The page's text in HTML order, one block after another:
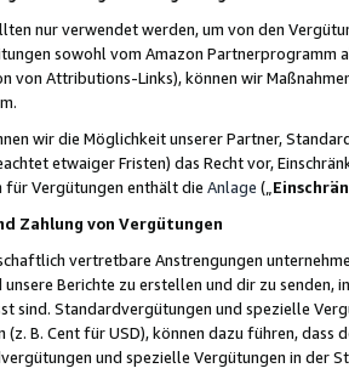
nur verwendet werden, um von den
sowohl vom Amazon Partnerprogramm
von Attributions-Links), können wir
wir die Möglichkeit unserer Partner,
etwaiger Fristen) das Recht vor,
für Vergütungen enthält die Anlage („
Zahlung von Vergütungen
vertretbare Anstrengungen
Berichte zu erstellen und dir zu
sind. Standardvergütungen und spezielle
(z. B. Cent für USD), können dazu führen,
und spezielle Vergütungen in der